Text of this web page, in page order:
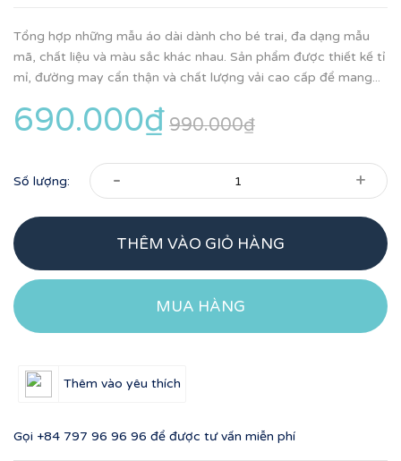
Tổng hợp những mẫu áo dài dành cho bé trai, đa dạng mẫu
mã, chất liệu và màu sắc khác nhau. Sản phẩm được thiết kế tỉ
mỉ, đường may cẩn thận và chất lượng vải cao cấp để mang...
690.000₫ 990.000₫
Số lượng: - +
THÊM VÀO GIỎ HÀNG
MUA HÀNG
Thêm vào yêu thích
Gọi +84 797 96 96 96 để được tư vấn miễn phí